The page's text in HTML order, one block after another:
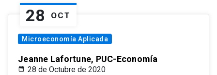
28 OCT
Microeconomía Aplicada
Jeanne Lafortune, PUC-Economía
28 de Octubre de 2020